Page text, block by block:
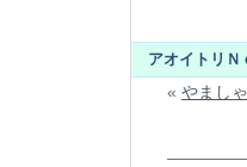
アオイトリＮ
« やまし